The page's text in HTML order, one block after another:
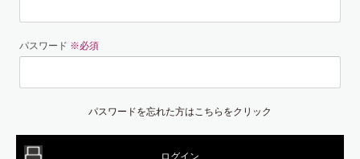
パスワード ※必須
パスワードを忘れた方はこちらをクリック